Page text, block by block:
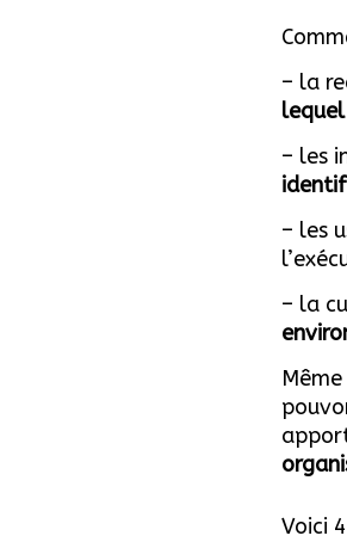
– la
– les
– les
– la
Voici